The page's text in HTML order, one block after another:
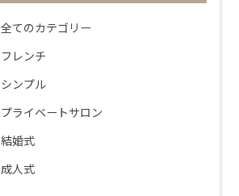
全てのカテゴリー
フレンチ
シンプル
プライベートサロン
結婚式
成人式